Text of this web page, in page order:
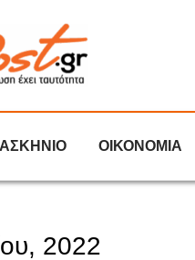
ΟΙΚΟΝΟΜΙΑ
2022